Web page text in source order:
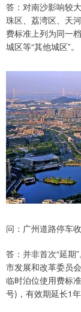
答：对南沙影响较
珠区、荔湾区、天
费标准上列为同一
城区等“其他城区”。
问：广州道路停车
答：并非首次“延期
市发展和改革委员
临时泊位使用费标
号)，有效期延长1